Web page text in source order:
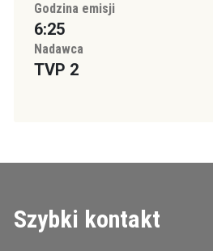
Godzina emisji
6:25
Nadawca
TVP 2
Szybki kontakt